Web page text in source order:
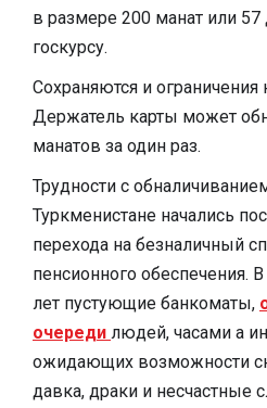
в размере 200 манат или
госкурсу.
Сохраняются и ограничения
Держатель карты может
манатов за один раз.
Трудности с
Туркменистане начались
перехода на безналичный
пенсионного обеспечения.
лет пустующие банкоматы,
очереди людей, часами а
ожидающих возможности
давка, драки и несчастные